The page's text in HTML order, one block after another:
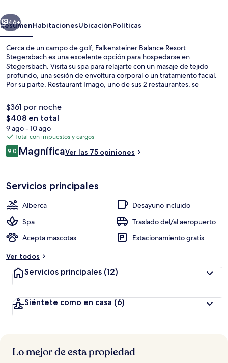
Siguiente
46+
ResumenHabitacionesUbicaciónPolíticas
Cerca de un campo de golf, Falkensteiner Balance Resort
Stegersbach es una excelente opción para hospedarse en
Stegersbach. Visita su spa para relajarte con un masaje de tejido
profundo, una sesión de envoltura corporal o un tratamiento facial.
Por su parte, Restaurant Imago, uno de sus 2 restaurantes, se
Otros servicios y amenidades a destacar de este hotel de lujo son
sus 2 albercas al aire libre, su alberca techada y su bar junto a la
alberca.
$361 por noche
El
precio
total
es
de
$408 en total
9 ago - 10 ago
Total con impuestos y cargos
Opiniones
9.09.0 de 10,
MagníficaVer las 75 opiniones
Servicios principales
Alberca
Desayuno incluido
Spa
Traslado del/al aeropuerto
Acepta mascotas
Estacionamiento gratis
Ver todos
Servicios principales (12)
Siéntete como en casa (6)
Lo mejor de esta propiedad